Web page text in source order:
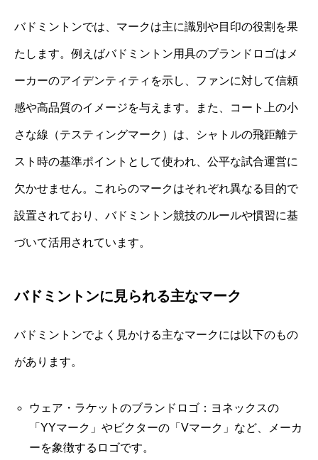
バドミントンでは、マークは主に識別や目印の役割を果
たします。例えばバドミントン用具のブランドロゴはメ
ーカーのアイデンティティを示し、ファンに対して信頼
感や高品質のイメージを与えます。また、コート上の小
さな線（テスティングマーク）は、シャトルの飛距離テ
スト時の基準ポイントとして使われ、公平な試合運営に
欠かせません。これらのマークはそれぞれ異なる目的で
設置されており、バドミントン競技のルールや慣習に基
づいて活用されています。
バドミントンに見られる主なマーク
バドミントンでよく見かける主なマークには以下のもの
があります。
ウェア・ラケットのブランドロゴ：ヨネックスの
「YYマーク」やビクターの「Vマーク」など、メーカ
ーを象徴するロゴです。